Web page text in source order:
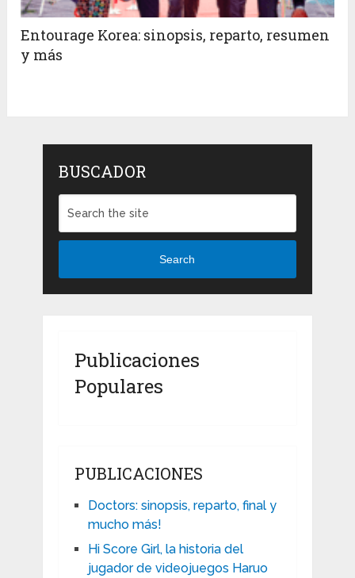
Entourage Korea: sinopsis, reparto, resumen
y más
BUSCADOR
Search
Publicaciones
Populares
PUBLICACIONES
Doctors: sinopsis, reparto, final y
mucho más!
Hi Score Girl, la historia del
jugador de videojuegos Haruo